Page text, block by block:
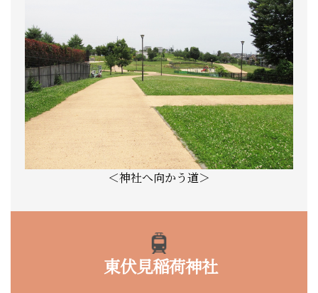
＜神社へ向かう道＞
東伏見稲荷神社